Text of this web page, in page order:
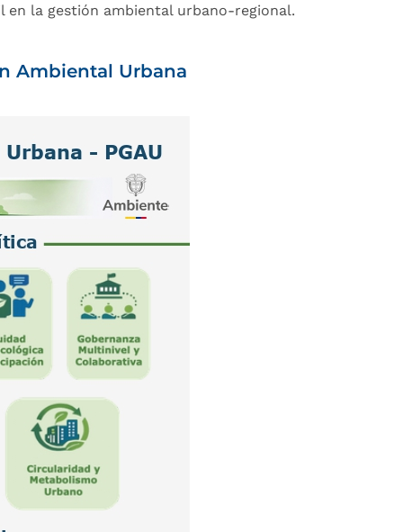
en la gestión ambiental urbano-regional.
Ambiental Urbana